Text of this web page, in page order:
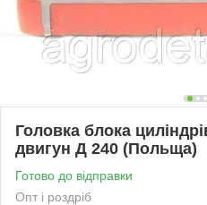
Головка блока
двигун Д 240 (Польща)
Готово до відправки
Опт і роздріб